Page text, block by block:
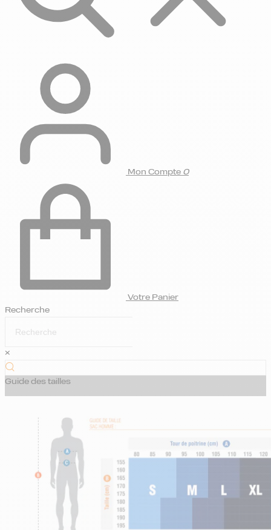
Mon Compte 0
Votre Panier
Recherche
×
Guide des tailles